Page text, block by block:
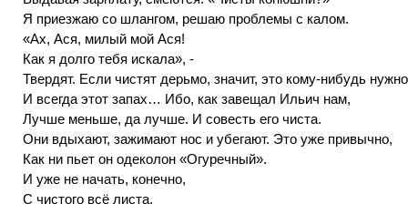
Я приезжаю со шлангом, решаю проблемы с калом.
«Ах, Ася, милый мой Ася!
Как я долго тебя искала», -
Твердят. Если чистят дерьмо, значит, это кому-нибудь
И всегда этот запах… Ибо, как завещал Ильич нам,
Лучше меньше, да лучше. И совесть его чиста.
Они вдыхают, зажимают нос и убегают. Это уже привычно,
Как ни пьет он одеколон «Огуречный».
И уже не начать, конечно,
С чистого всё листа.